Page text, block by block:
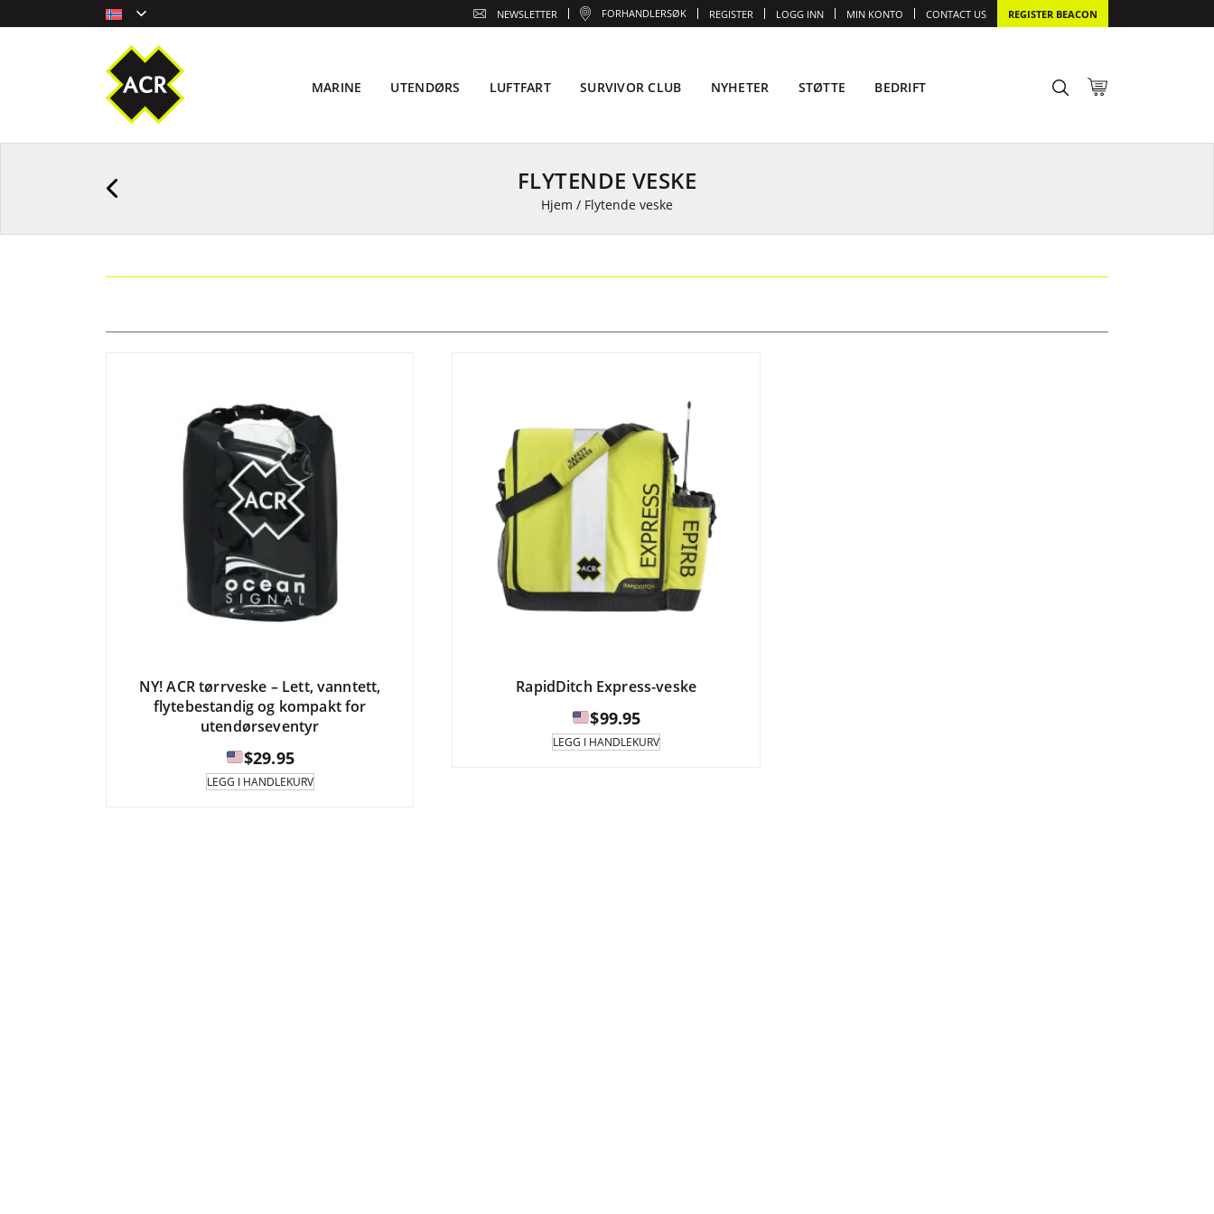
FLYTENDE VESKE
Hjem / Flytende veske
NY! ACR tørrveske – Lett, vanntett,
flytebestandig og kompakt for
utendørseventyr
$29.95
LEGG I HANDLEKURV
RapidDitch Express-veske
$99.95
LEGG I HANDLEKURV
MARINE UTENDØRS LUFTFART SURVIVOR CLUB NYHETER STØTTE BEDRIFT
NEWSLETTER FORHANDLERSØK REGISTER LOGG INN MIN KONTO CONTACT US REGISTER BEACON